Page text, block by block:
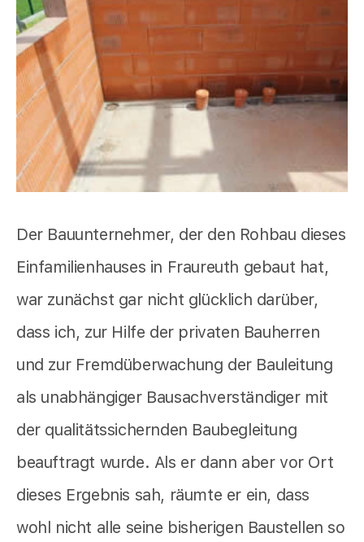
Der Bauunternehmer, der den Rohbau dieses
Einfamilienhauses in Fraureuth gebaut hat,
war zunächst gar nicht glücklich darüber,
dass ich, zur Hilfe der privaten Bauherren
und zur Fremdüberwachung der Bauleitung
als unabhängiger Bausachverständiger mit
der qualitätssichernden Baubegleitung
beauftragt wurde. Als er dann aber vor Ort
dieses Ergebnis sah, räumte er ein, dass
wohl nicht alle seine bisherigen Baustellen so